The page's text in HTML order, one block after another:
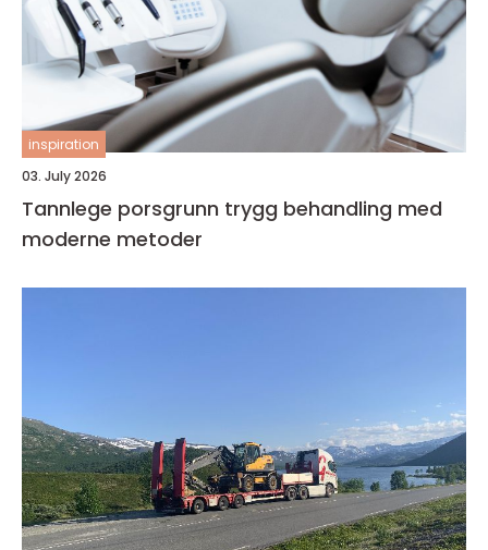
inspiration
03. July 2026
Tannlege porsgrunn trygg behandling med
moderne metoder